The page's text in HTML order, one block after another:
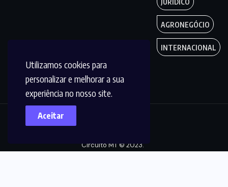
Utilizamos cookies para
personalizar e melhorar a sua
experiência no nosso site.
Aceitar
JURÍDICO
AGRONEGÓCIO
INTERNACIONAL
Circuito MT © 2023.